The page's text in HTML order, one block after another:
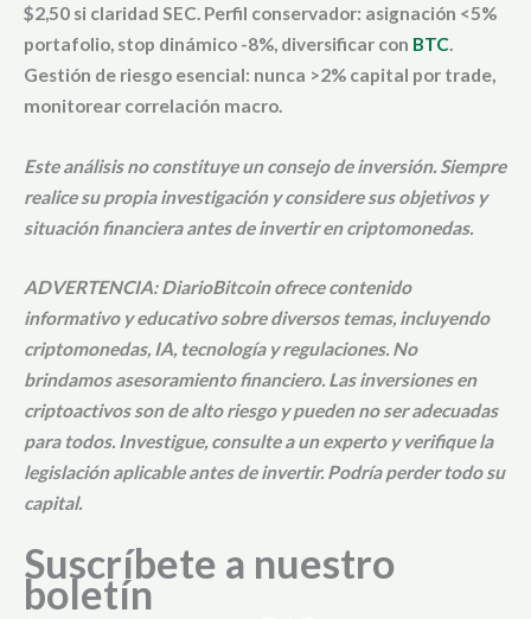
$2,50 si claridad SEC. Perfil conservador: asignación <5%
portafolio, stop dinámico -8%, diversificar con BTC.
Gestión de riesgo esencial: nunca >2% capital por trade,
monitorear correlación macro.
Este análisis no constituye un consejo de inversión. Siempre
realice su propia investigación y considere sus objetivos y
situación financiera antes de invertir en criptomonedas.
ADVERTENCIA:DiarioBitcoin ofrece contenido
informativo y educativo sobre diversos temas, incluyendo
criptomonedas, IA, tecnología y regulaciones. No
brindamos asesoramiento financiero. Las inversiones en
criptoactivos son de alto riesgo y pueden no ser adecuadas
para todos. Investigue, consulte a un experto y verifique la
legislación aplicable antes de invertir. Podría perder todo su
capital.
Suscríbete a nuestro
boletín